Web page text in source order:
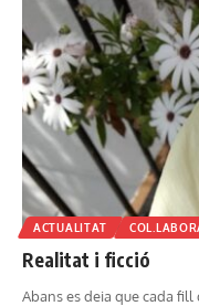
ACTUALITAT
Realitat i ficció
Abans es deia que cada fill